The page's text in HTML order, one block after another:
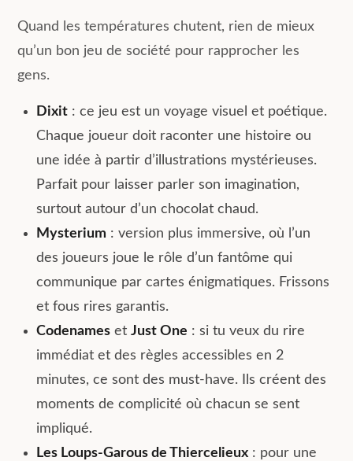
Quand les températures chutent, rien de mieux
qu’un bon jeu de société pour rapprocher les
gens.
Dixit : ce jeu est un voyage visuel et poétique.
Chaque joueur doit raconter une histoire ou
une idée à partir d’illustrations mystérieuses.
Parfait pour laisser parler son imagination,
surtout autour d’un chocolat chaud.
Mysterium : version plus immersive, où l’un
des joueurs joue le rôle d’un fantôme qui
communique par cartes énigmatiques. Frissons
et fous rires garantis.
Codenames etJust One : si tu veux du rire
immédiat et des règles accessibles en 2
minutes, ce sont des must-have. Ils créent des
moments de complicité où chacun se sent
impliqué.
Les Loups-Garous de Thiercelieux : pour une